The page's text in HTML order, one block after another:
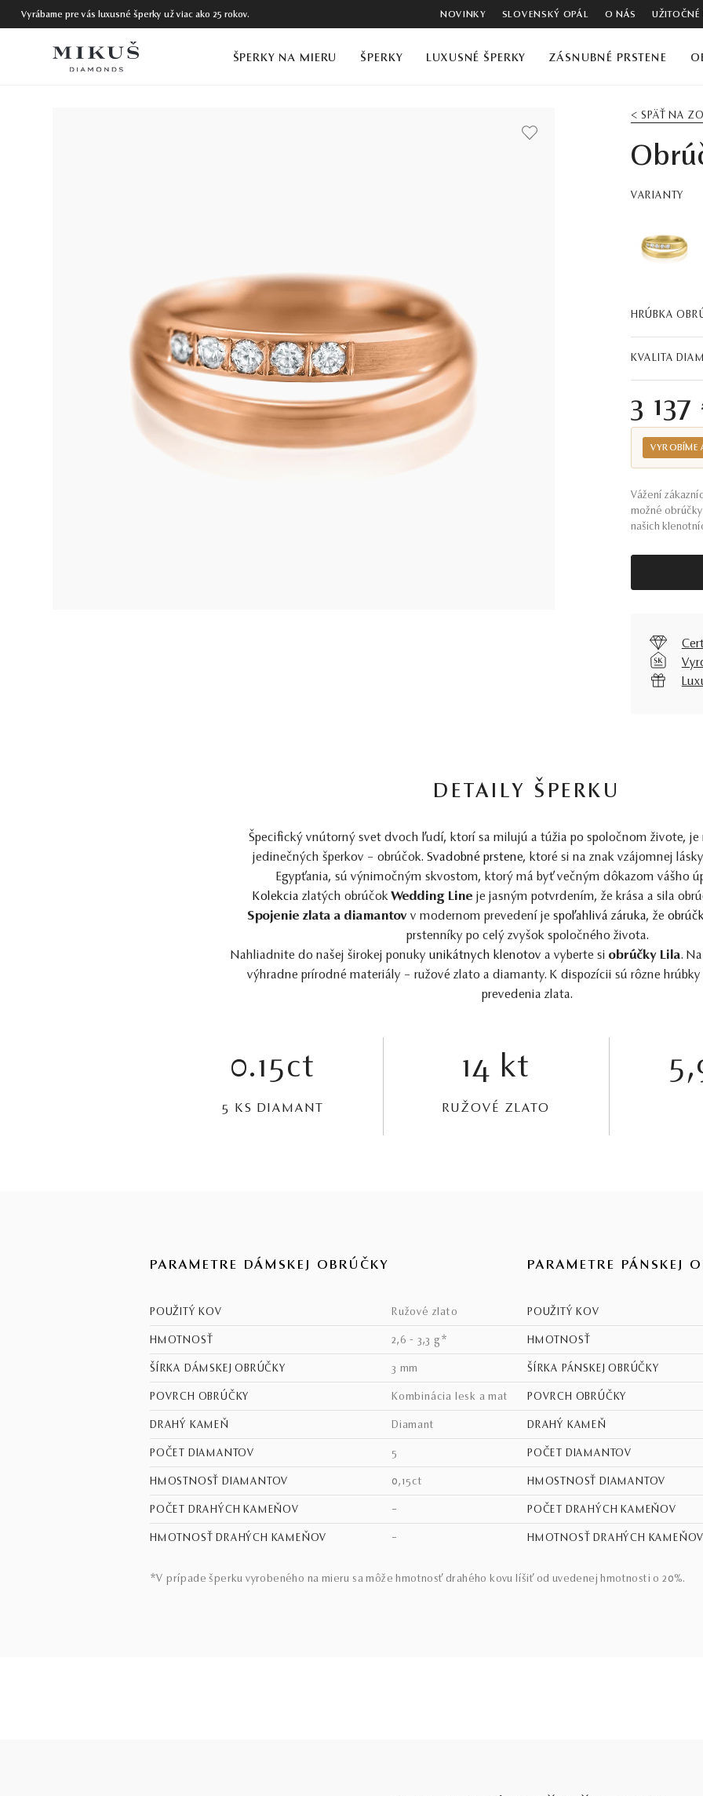
Vyrábame pre vás luxusné šperky už viac ako 25 rokov. NOVINKY SLOVENSKÝ OPÁL O NÁS
ŠPERKY NA MIERU ŠPERKY LUXUSNÉ ŠPERKY ZÁSNUBNÉ PRSTENE
< SPÄŤ NA
VARIANTY
HRÚBKA
KVALITA
3
VYROBÍME
Vážení
možné
našich
DETAILY ŠPERKU
Špecifický vnútorný svet dvoch ľudí, ktorí sa milujú a túžia po spoločnom živote, je
jedinečných šperkov – obrúčok. Svadobné prstene, ktoré si na znak vzájomnej
Egypťania, sú výnimočným skvostom, ktorý má byť večným dôkazom vášho
Kolekcia zlatých obrúčokWedding Line je jasným potvrdením, že krása a sila
Spojenie zlata a diamantov v modernom prevedení je spoľahlivá záruka, že
prstenníky po celý zvyšok spoločného života.
Nahliadnite do našej širokej ponuky unikátnych klenotov a vyberte si obrúčky Lila.
výhradne prírodné materiály – ružové zlato a diamanty. K dispozícii sú rôzne hrúbky
prevedenia zlata.
0.15ct
5 KS DIAMANT
14 kt
RUŽOVÉ ZLATO
PARAMETRE DÁMSKEJ OBRÚČKY
POUŽITÝ KOV ružové zlato
HMOTNOSŤ 2,6 - 3,3 g*
ŠÍRKA DÁMSKEJ OBRÚČKY 3 mm
POVRCH OBRÚČKY kombinácia lesk a mat
DRAHÝ KAMEŇ diamant
POČET DIAMANTOV 5
HMOSTNOSŤ DIAMANTOV 0,15ct
POČET DRAHÝCH KAMEŇOV –
HMOTNOSŤ DRAHÝCH KAMEŇOV –
PARAMETRE PÁNSKEJ
POUŽITÝ KOV
HMOTNOSŤ
ŠÍRKA PÁNSKEJ OBRÚČKY
POVRCH OBRÚČKY
DRAHÝ KAMEŇ
POČET DIAMANTOV
HMOSTNOSŤ DIAMANTOV
POČET DRAHÝCH KAMEŇOV
HMOTNOSŤ DRAHÝCH KAMEŇOV
*V prípade šperku vyrobeného na mieru sa môže hmotnosť drahého kovu líšiť od uvedenej hmotnosti o 20%.